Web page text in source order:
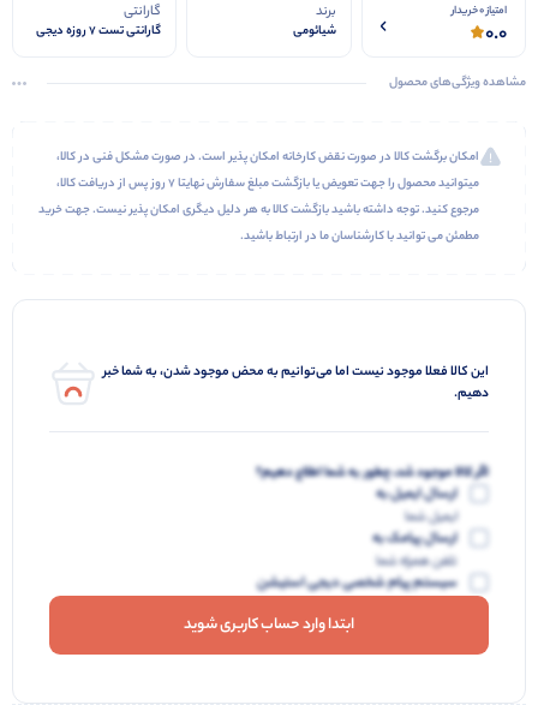
امتیاز 0 خریدار
0.0
برند
شیائومی
گارانتی
گارانتی تست 7 روزه دیجی
مشاهده ویژگی‌های محصول
امکان برگشت کالا در صورت نقض کارخانه امکان پذیر است. در صورت مشکل فنی در کالا،
میتوانید محصول را جهت تعویض یا بازگشت مبلغ سفارش نهایتا 7 روز پس از دریافت کالا،
مرجوع کنید. توجه داشته باشید بازگشت کالا به هر دلیل دیگری امکان پذیر نیست. جهت خرید
مطمئن می توانید با کارشناسان ما در ارتباط باشید.
این کالا فعلا موجود نیست اما می‌توانیم به محض موجود شدن، به شما خبر
دهیم.
اگر کالا موجود شد، چطور به شما اطلاع دهیم؟
ارسال ایمیل به
ایمیل شما
ارسال پیامک به
تلفن همراه شما
سیستم پیام شخصی دیجی استیشن
ابتدا وارد حساب کاربری شوید